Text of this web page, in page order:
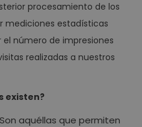
procesamiento de los
mediciones estadísticas
número de impresiones
realizadas a nuestros
existen?
Son aquéllas que permiten